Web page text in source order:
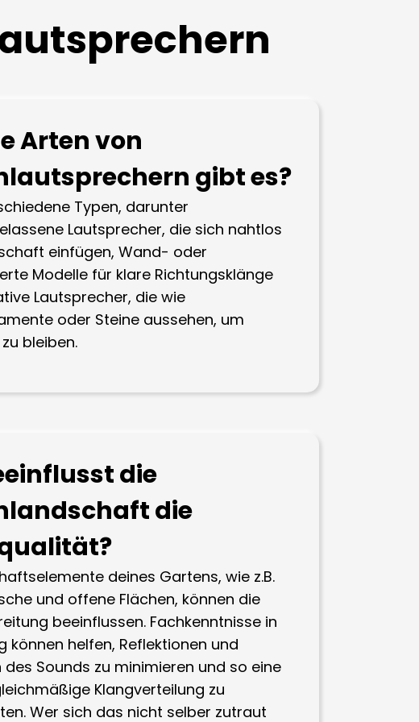
Arten von
gibt es?
Typen, darunter
Lautsprecher, die sich nahtlos
einfügen, Wand- oder
Modelle für klare Richtungsklänge
Lautsprecher, die wie
oder Steine aussehen, um
bleiben.
die
die
deines Gartens, wie z.B.
und offene Flächen, können die
beeinflussen. Fachkenntnisse in
können helfen, Reflektionen und
Sounds zu minimieren und so eine
Klangverteilung zu
Wer sich das nicht selber zutraut